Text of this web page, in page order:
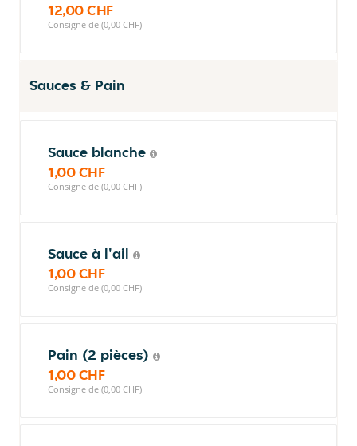
12,00 CHF
Consigne de (0,00 CHF)
Sauces & Pain
Sauce blanche
1,00 CHF
Consigne de (0,00 CHF)
Sauce à l'ail
1,00 CHF
Consigne de (0,00 CHF)
Pain (2 pièces)
1,00 CHF
Consigne de (0,00 CHF)